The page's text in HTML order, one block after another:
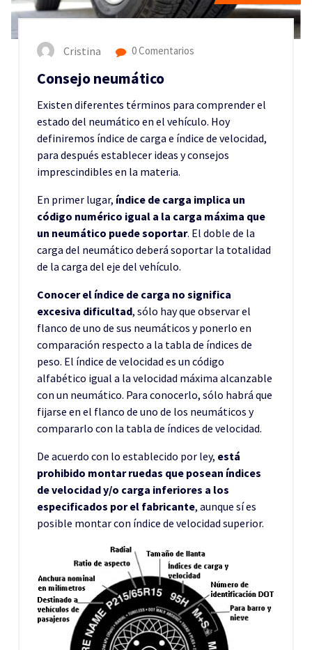
Cristina 0 Comentarios
Consejo neumático
Existen diferentes términos para comprender el
estado del neumático en el vehículo. Hoy
definiremos índice de carga e índice de velocidad,
para después establecer ideas y consejos
imprescindibles en la materia.
En primer lugar, índice de carga implica un
código numérico igual a la carga máxima que
un neumático puede soportar. El doble de la
carga del neumático deberá soportar la totalidad
de la carga del eje del vehículo.
Conocer el índice de carga no significa
excesiva dificultad, sólo hay que observar el
flanco de uno de sus neumáticos y ponerlo en
comparación respecto a la tabla de índices de
peso. El índice de velocidad es un código
alfabético igual a la velocidad máxima alcanzable
con un neumático. Para conocerlo, sólo habrá que
fijarse en el flanco de uno de los neumáticos y
compararlo con la tabla de índices de velocidad.
De acuerdo con lo establecido por ley, está
prohibido montar ruedas que posean índices
de velocidad y/o carga inferiores a los
especificados por el fabricante, aunque sí es
posible montar con índice de velocidad superior.